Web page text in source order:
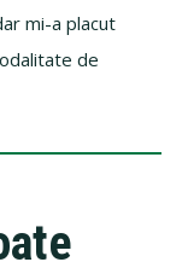
mi-a placut
de